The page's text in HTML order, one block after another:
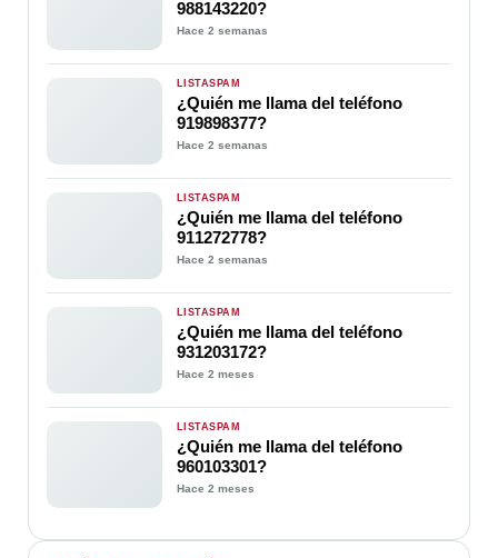
988143220?
Hace 2 semanas
LISTASPAM
¿Quién me llama del teléfono
919898377?
Hace 2 semanas
LISTASPAM
¿Quién me llama del teléfono
911272778?
Hace 2 semanas
LISTASPAM
¿Quién me llama del teléfono
931203172?
Hace 2 meses
LISTASPAM
¿Quién me llama del teléfono
960103301?
Hace 2 meses